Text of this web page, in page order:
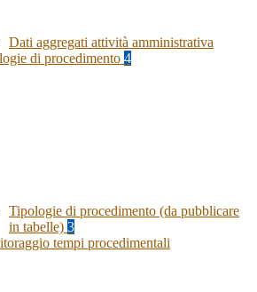
Dati aggregati attività amministrativa
di procedimento 4
Tipologie di procedimento (da pubblicare
in tabelle) 3
tempi procedimentali